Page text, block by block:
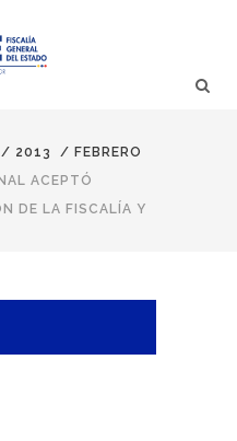
/ 2013 / FEBRERO
ACEPTÓ
DE LA FISCALÍA Y